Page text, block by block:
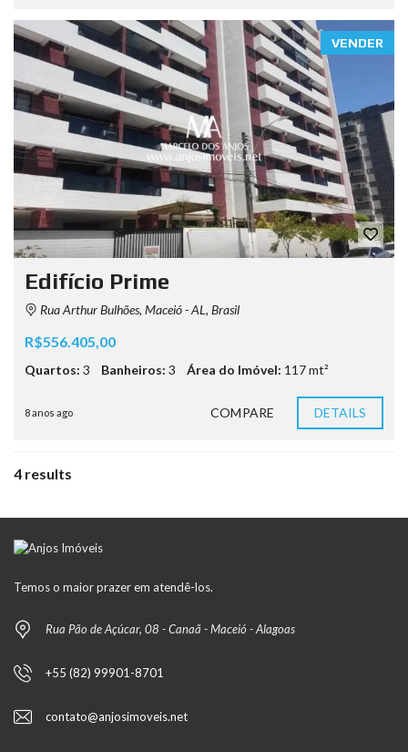
VENDER
Edifício Prime
Rua Arthur Bulhões, Maceió - AL, Brasil
R$556.405,00
Quartos: 3 Banheiros: 3 Área do Imóvel: 117 mt²
8 anos ago COMPARE DETAILS
4 results
Temos o maior prazer em atendê-los.
Rua Pão de Açúcar, 08 - Canaã - Maceió - Alagoas
+55 (82) 99901-8701
contato@anjosimoveis.net